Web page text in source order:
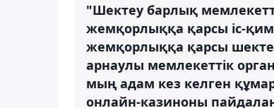
"Шектеу барлық
жемқорлыққа қарсы іс-
жемқорлыққа қарсы
арнаулы мемлекеттік
мың адам кез келген
онлайн-казиноны